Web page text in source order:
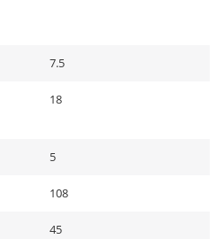
7.5
18
5
108
45